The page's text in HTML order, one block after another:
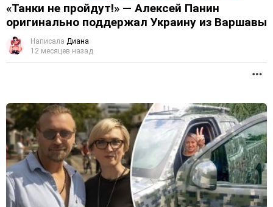
«Танки не пройдут!» — Алексей Панин
оригинально поддержал Украину из Варшавы
Написала Диана
12 месяцев назад